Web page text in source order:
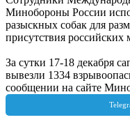
Минобороны России
разыскных собак для
присутствия
За сутки 17-18 декабря
вывезли 1334
сообщении на сайте